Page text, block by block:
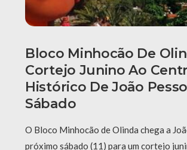
Bloco Minhocão De
Cortejo Junino Ao
Histórico De João
Sábado
O Bloco Minhocão de Olinda chega a
próximo sábado (11) para um cortejo